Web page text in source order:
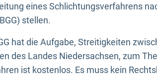
eines Schlichtungsverfahrens
stellen.
hat die Aufgabe, Streitigkeiten
des Landes Niedersachsen, zum
ist kostenlos. Es muss kein